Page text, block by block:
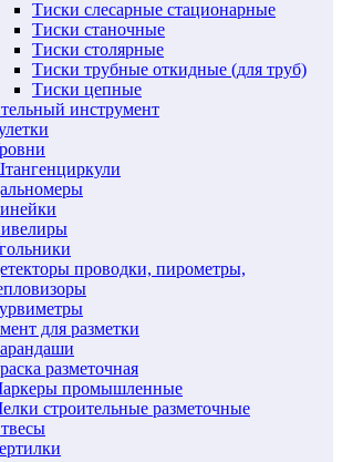
Тиски слесарные стационарные
Тиски станочные
Тиски столярные
Тиски трубные откидные (для труб)
Тиски цепные
инструмент
проводки, пирометры,
для разметки
разметочная
промышленные
строительные разметочные